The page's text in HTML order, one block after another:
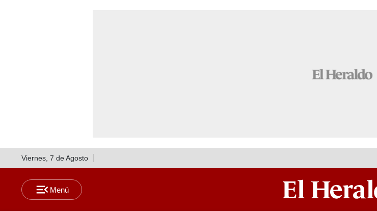
Viernes, 7 de Agosto